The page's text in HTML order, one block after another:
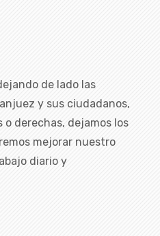
de lado las
y sus ciudadanos,
o derechas, dejamos los
mejorar nuestro
diario y